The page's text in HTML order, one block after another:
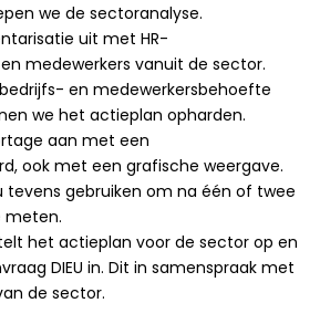
we de sectoranalyse.
uit met HR-
medewerkers vanuit de sector.
en medewerkersbehoefte
we het actieplan opharden.
aan met een
ook met een grafische weergave.
tevens gebruiken om na één of twee
meten.
het actieplan voor de sector op en
DIEU in. Dit in samenspraak met
de sector.